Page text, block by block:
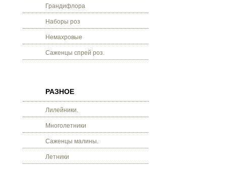
Грандифлора
Наборы роз
Немахровые
Саженцы спрей роз.
РАЗНОЕ
Лилейники.
Многолетники
Саженцы малины.
Летники